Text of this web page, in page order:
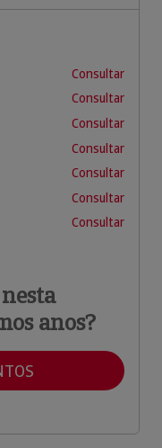
Consultar
Consultar
Consultar
Consultar
Consultar
Consultar
Consultar
anos?